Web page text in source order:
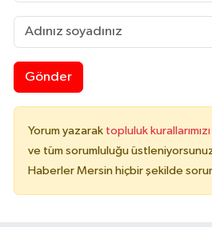
Gönder
Yorum yazarak topluluk kurallarımızı
ve tüm sorumluluğu
Haberler Mersin hiçbir şekilde